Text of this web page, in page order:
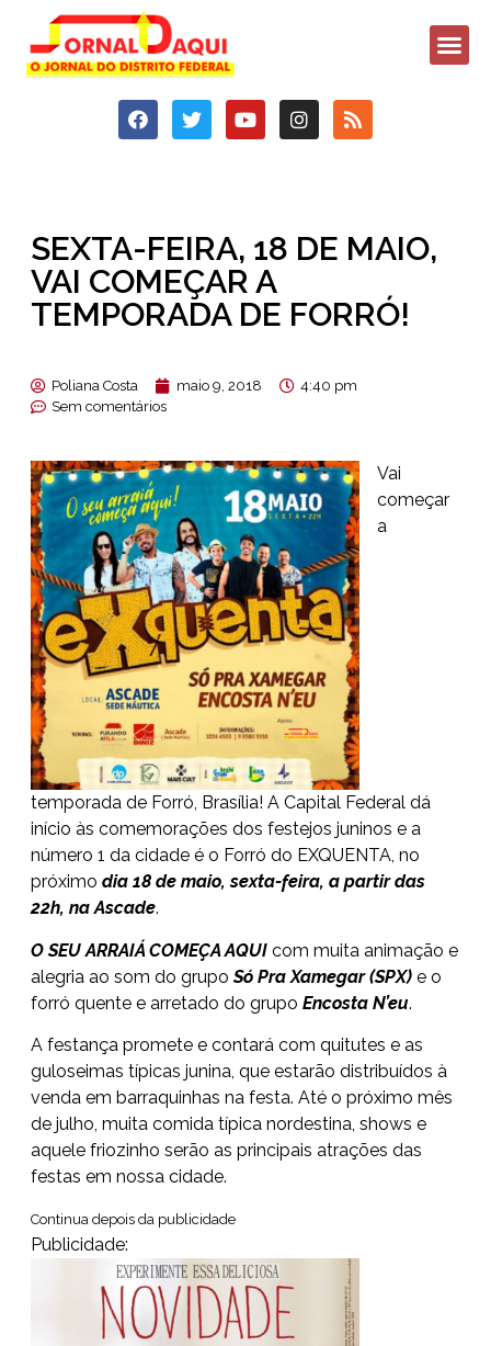
SEXTA-FEIRA, 18 DE MAIO,
VAI COMEÇAR A
TEMPORADA DE FORRÓ!
Poliana Costa maio 9, 2018
4:40 pm
Sem comentários
Vai
começar
a
temporada de Forró, Brasília! A Capital Federal dá
início às comemorações dos festejos juninos e a
número 1 da cidade é o Forró do EXQUENTA, no
próximo dia 18 de maio, sexta-feira, a partir das
22h, na Ascade.
O SEU ARRAIÁ COMEÇA AQUI com muita animação e
alegria ao som do grupoSó Pra Xamegar (SPX) e o
forró quente e arretado do grupo Encosta N’eu.
A festança promete e contará com quitutes e as
guloseimas típicas junina, que estarão distribuídos à
venda em barraquinhas na festa. Até o próximo mês
de julho, muita comida típica nordestina, shows e
aquele friozinho serão as principais atrações das
festas em nossa cidade.
Continua depois da publicidade
Publicidade: